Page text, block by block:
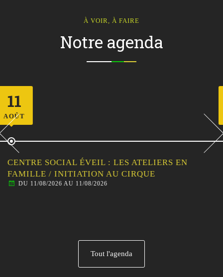
À VOIR, À FAIRE
Notre agenda
12
AOÛT
CENTRE SOCIAL ÉVEIL : SORTIE
FAMILLE/HABITANTS – VISITE GUIDÉE DE
MALESTROIT
Tout l'agenda